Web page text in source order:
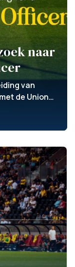
naar
van
de Union
het voetbal
en
waarin
een
reikt dan het
groeien
verankering
werking
zoek naar
17-
de